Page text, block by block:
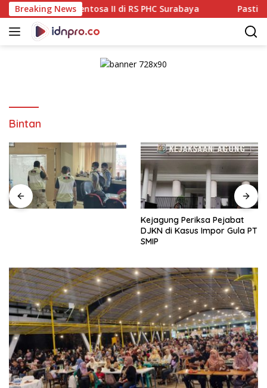
Langsung
ke
konten
Breaking News
Sentosa II di RS PHC Surabaya Pastikan
Bintan
Kejagung Periksa Pejabat
DJKN di Kasus Impor Gula PT
SMIP